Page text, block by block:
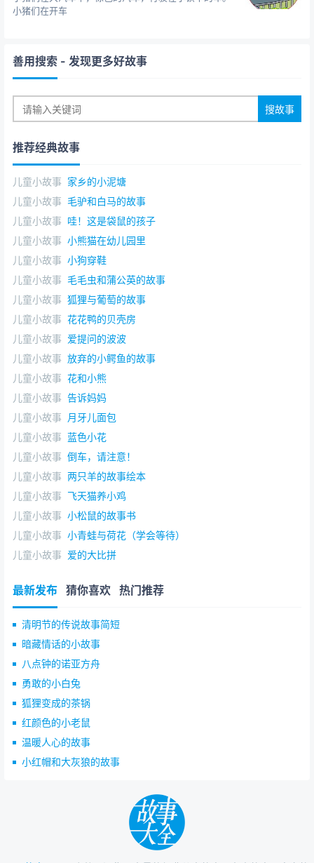
小猪们在开车
善用搜索 - 发现更多好故事
推荐经典故事
儿童小故事 家乡的小泥塘
儿童小故事 毛驴和白马的故事
儿童小故事 哇！这是袋鼠的孩子
儿童小故事 小熊猫在幼儿园里
儿童小故事 小狗穿鞋
儿童小故事 毛毛虫和蒲公英的故事
儿童小故事 狐狸与葡萄的故事
儿童小故事 花花鸭的贝壳房
儿童小故事 爱提问的波波
儿童小故事 放弃的小鳄鱼的故事
儿童小故事 花和小熊
儿童小故事 告诉妈妈
儿童小故事 月牙儿面包
儿童小故事 蓝色小花
儿童小故事 倒车，请注意！
儿童小故事 两只羊的故事绘本
儿童小故事 飞天猫养小鸡
儿童小故事 小松鼠的故事书
儿童小故事 小青蛙与荷花（学会等待）
儿童小故事 爱的大比拼
最新发布 猜你喜欢 热门推荐
清明节的传说故事简短
暗藏情话的小故事
八点钟的诺亚方舟
勇敢的小白兔
狐狸变成的茶锅
红颜色的小老鼠
温暖人心的故事
小红帽和大灰狼的故事